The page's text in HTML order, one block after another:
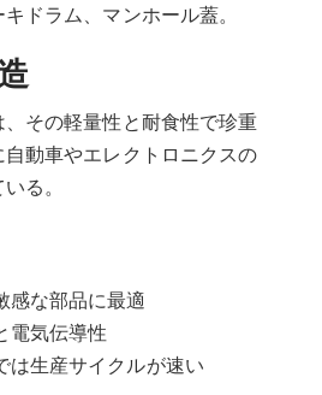
ドラム、マンホール蓋。
その軽量性と耐食性で珍重
動車やエレクトロニクスの
る。
感な部品に最適
電気伝導性
は生産サイクルが速い